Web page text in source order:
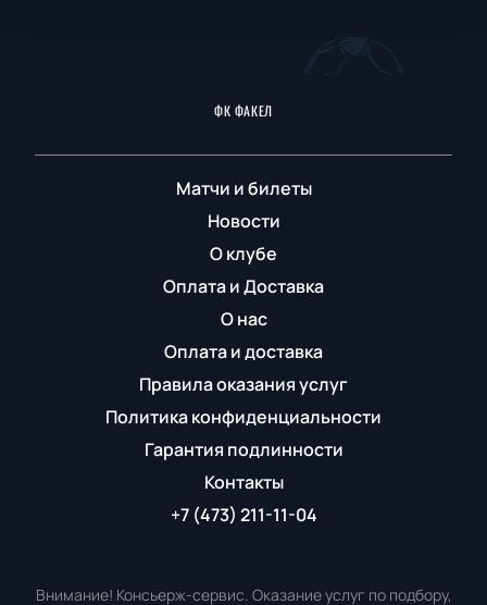
ФК ФАКЕЛ
Матчи и билеты
Новости
О клубе
Оплата и Доставка
О нас
Оплата и доставка
Правила оказания услуг
Политика конфиденциальности
Гарантия подлинности
Контакты
+7 (473) 211-11-04
Внимание! Консьерж-сервис. Оказание услуг по подбору,